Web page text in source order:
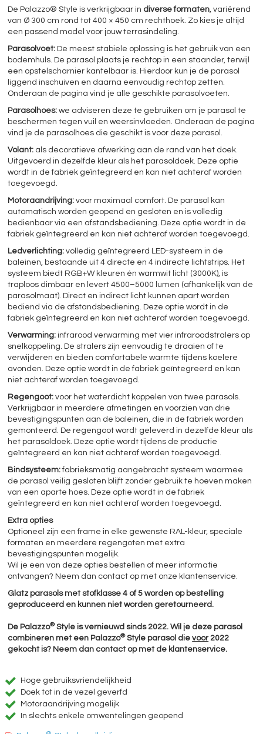
De Palazzo® Style is verkrijgbaar in diverse formaten, variërend
van Ø 300 cm rond tot 400 × 450 cm rechthoek. Zo kies je altijd
een passend model voor jouw terrasindeling.
Parasolvoet: De meest stabiele oplossing is het gebruik van een
bodemhuls. De parasol plaats je rechtop in een staander, terwijl
een opstelscharnier kantelbaar is. Hierdoor kun je de parasol
liggend inschuiven en daarna eenvoudig rechtop zetten.
Onderaan de pagina vind je alle geschikte parasolvoeten.
Parasolhoes: we adviseren deze te gebruiken om je parasol te
beschermen tegen vuil en weersinvloeden. Onderaan de pagina
vind je de parasolhoes die geschikt is voor deze parasol.
Volant: als decoratieve afwerking aan de rand van het doek.
Uitgevoerd in dezelfde kleur als het parasoldoek. Deze optie
wordt in de fabriek geïntegreerd en kan niet achteraf worden
toegevoegd.
Motoraandrijving: voor maximaal comfort. De parasol kan
automatisch worden geopend en gesloten en is volledig
bedienbaar via een afstandsbediening. Deze optie wordt in de
fabriek geïntegreerd en kan niet achteraf worden toegevoegd.
Ledverlichting: volledig geïntegreerd LED-systeem in de
baleinen, bestaande uit 4 directe en 4 indirecte lichtstrips. Het
systeem biedt RGB+W kleuren én warmwit licht (3000K), is
traploos dimbaar en levert 4500–5000 lumen (afhankelijk van de
parasolmaat). Direct en indirect licht kunnen apart worden
bediend via de afstandsbediening. Deze optie wordt in de
fabriek geïntegreerd en kan niet achteraf worden toegevoegd.
Verwarming: infrarood verwarming met vier infraroodstralers op
snelkoppeling. De stralers zijn eenvoudig te draaien of te
verwijderen en bieden comfortabele warmte tijdens koelere
avonden. Deze optie wordt in de fabriek geïntegreerd en kan
niet achteraf worden toegevoegd.
Regengoot: voor het waterdicht koppelen van twee parasols.
Verkrijgbaar in meerdere afmetingen en voorzien van drie
bevestigingspunten aan de baleinen, die in de fabriek worden
gemonteerd. De regengoot wordt geleverd in dezelfde kleur als
het parasoldoek. Deze optie wordt tijdens de productie
geïntegreerd en kan niet achteraf worden toegevoegd.
Bindsysteem:fabrieksmatig aangebracht systeem waarmee
de parasol veilig gesloten blijft zonder gebruik te hoeven maken
van een aparte hoes. Deze optie wordt in de fabriek
geïntegreerd en kan niet achteraf worden toegevoegd.
Extra opties
Optioneel zijn een frame in elke gewenste RAL-kleur, speciale
formaten en meerdere regengoten met extra
bevestigingspunten mogelijk.
Wil je een van deze opties bestellen of meer informatie
ontvangen? Neem dan contact op met onze klantenservice.
Glatz parasols met stofklasse 4 of 5 worden op bestelling
geproduceerd en kunnen niet worden geretourneerd.
De Palazzo®Style is vernieuwd sinds 2022. Wil je deze parasol
combineren met een Palazzo®Style parasol dievoor2022
gekocht is? Neem dan contact op met de klantenservice.
Hoge gebruiksvriendelijkheid
Doek tot in de vezel geverfd
Motoraandrijving mogelijk
In slechts enkele omwentelingen geopend